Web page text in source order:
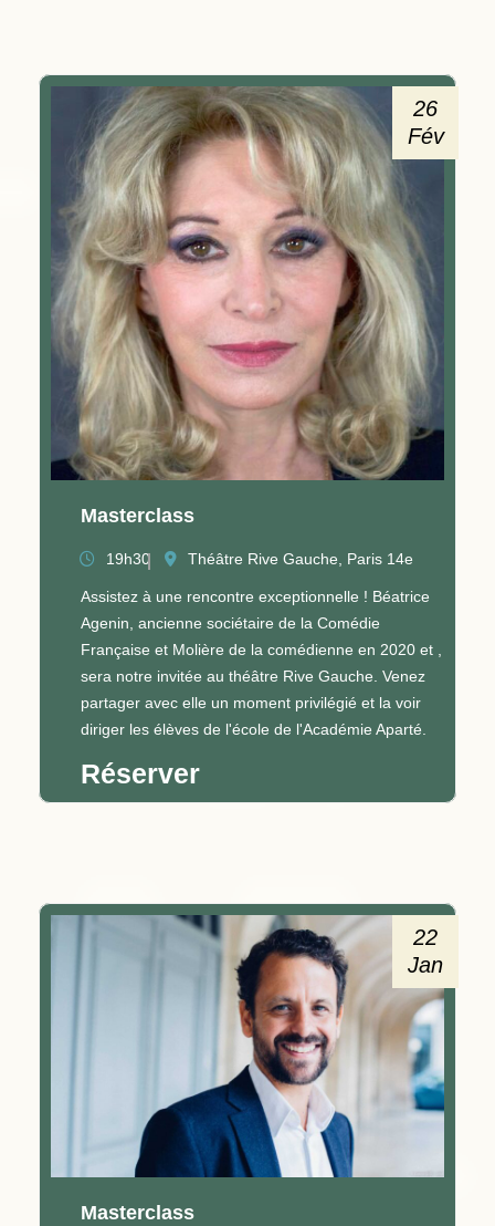
26
Fév
Masterclass
19h30 Théâtre Rive Gauche, Paris 14e
Assistez à une rencontre exceptionnelle ! Béatrice
Agenin, ancienne sociétaire de la Comédie
Française et Molière de la comédienne en 2020 et ,
sera notre invitée au théâtre Rive Gauche. Venez
partager avec elle un moment privilégié et la voir
diriger les élèves de l'école de l'Académie Aparté.
Réserver
22
Jan
Masterclass